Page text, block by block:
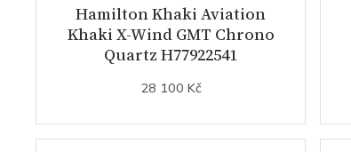
Hamilton Khaki Aviation
Khaki X-Wind GMT Chrono
Quartz H77922541
28 100 Kč